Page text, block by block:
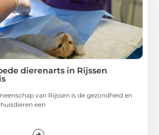
dierenarts in Rijssen
van Rijssen is de gezondheid en
een